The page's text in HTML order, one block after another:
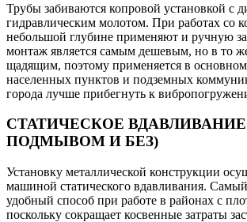
Трубы забиваются копровой установкой с
гидравлическим молотом. При работах со
небольшой глубине применяют и ручную
монтаж является самым дешевым, но в то
щадящим, поэтому применяется в
населенных пунктов и подземных
города лучше прибегнуть к
СТАТИЧЕСКОЕ ВДАВЛИВАНИЕ
ПОДМЫВОМ И БЕЗ)
Установку металлической конструкции
машиной статического вдавливания.
удобный способ при работе в районах с
поскольку сокращает косвенные затраты